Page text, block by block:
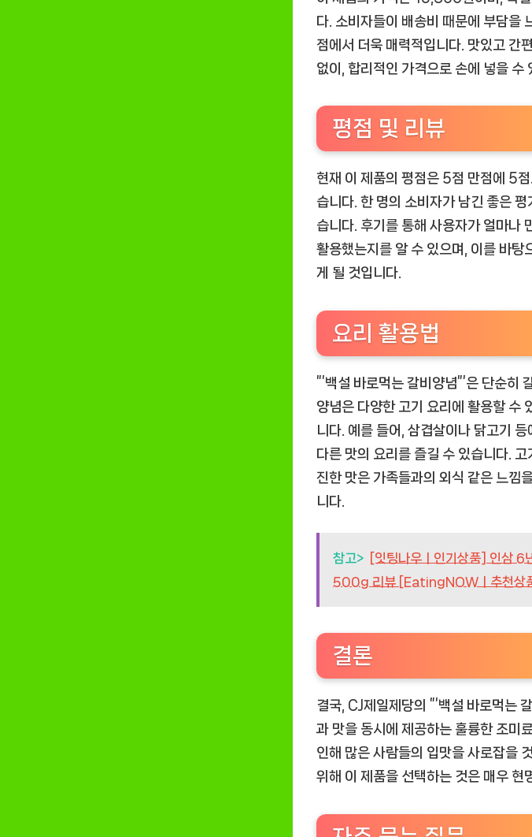
다. 소비자들이 배송비 때문에 부담을
점에서 더욱 매력적입니다. 맛있고 간
없이, 합리적인 가격으로 손에 넣을 수
평점 및 리뷰
현재 이 제품의 평점은 5점 만점에 5
습니다. 한 명의 소비자가 남긴 좋은
습니다. 후기를 통해 사용자가 얼마나
활용했는지를 알 수 있으며, 이를 바탕
게 될 것입니다.
요리 활용법
”’백설 바로먹는 갈비양념”’은 단순히
양념은 다양한 고기 요리에 활용할 수
니다. 예를 들어, 삼겹살이나 닭고기
다른 맛의 요리를 즐길 수 있습니다.
진한 맛은 가족들과의 외식 같은 느낌
니다.
참고>
[잇팅나우ㅣ인기상품] 인삼 6
500g 리뷰 [EatingNOWㅣ추천상
결론
결국, CJ제일제당의 ”’백설 바로먹는
과 맛을 동시에 제공하는 훌륭한 조미
인해 많은 사람들의 입맛을 사로잡을
위해 이 제품을 선택하는 것은 매우 현